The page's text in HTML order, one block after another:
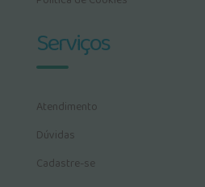
Serviços
Atendimento
Dúvidas
Cadastre-se